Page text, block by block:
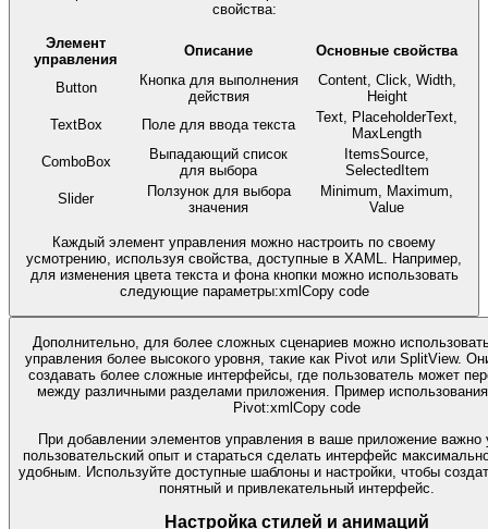
свойства:
Элемент
управления
Описание Основные свойства
Button
Кнопка для выполнения
действия
Content, Click, Width,
Height
TextBox
Поле для ввода текста
Text, PlaceholderText,
MaxLength
ComboBox
Выпадающий список
для выбора
ItemsSource,
SelectedItem
Slider
Ползунок для выбора
значения
Minimum, Maximum,
Value
Каждый элемент управления можно настроить по своему
усмотрению, используя свойства, доступные в XAML. Например,
для изменения цвета текста и фона кнопки можно использовать
следующие параметры:xmlCopy code
Дополнительно, для более сложных сценариев можно
управления более высокого уровня, такие как Pivot или SplitView.
создавать более сложные интерфейсы, где пользователь может
между различными разделами приложения. Пример
Pivot:xmlCopy code
При добавлении элементов управления в ваше приложение важно
пользовательский опыт и стараться сделать интерфейс
удобным. Используйте доступные шаблоны и настройки, чтобы
понятный и привлекательный интерфейс.
Настройка стилей и анимаций